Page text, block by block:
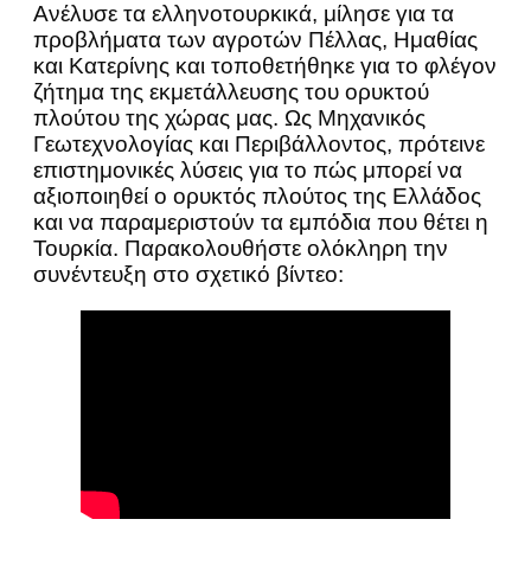
Ανέλυσε τα ελληνοτουρκικά, μίλησε για τα
προβλήματα των αγροτών Πέλλας, Ημαθίας
και Κατερίνης και τοποθετήθηκε για το φλέγον
ζήτημα της εκμετάλλευσης του ορυκτού
πλούτου της χώρας μας. Ως Μηχανικός
Γεωτεχνολογίας και Περιβάλλοντος, πρότεινε
επιστημονικές λύσεις για το πώς μπορεί να
αξιοποιηθεί ο ορυκτός πλούτος της Ελλάδος
και να παραμεριστούν τα εμπόδια που θέτει η
Τουρκία. Παρακολουθήστε ολόκληρη την
συνέντευξη στο σχετικό βίντεο: